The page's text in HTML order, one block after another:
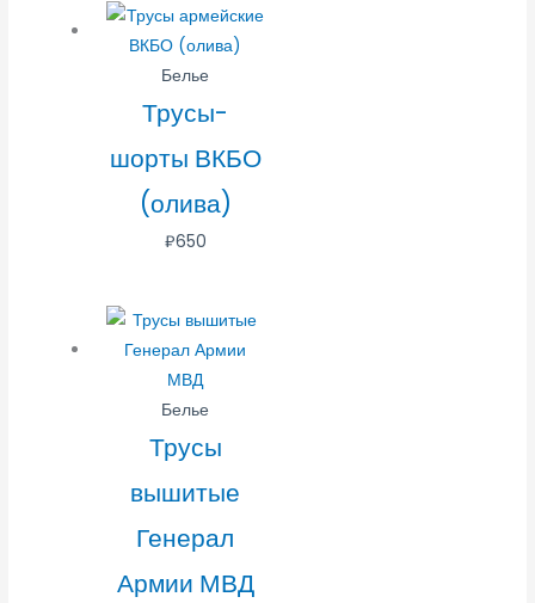
Белье
Трусы-
шорты ВКБО
(олива)
₽650
Белье
Трусы
вышитые
Генерал
Армии МВД